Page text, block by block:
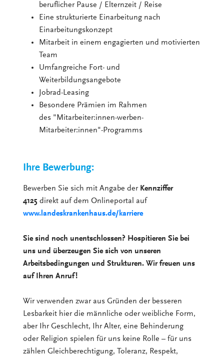
beruflicher Pause / Elternzeit / Reise
Eine strukturierte Einarbeitung nach
Einarbeitungskonzept
Mitarbeit in einem engagierten und motivierten
Team
Umfangreiche Fort- und
Weiterbildungsangebote
Jobrad-Leasing
Besondere Prämien im Rahmen
des "Mitarbeiter:innen-werben-
Mitarbeiter:innen"-Programms
Ihre Bewerbung:
Bewerben Sie sich mit Angabe der Kennziffer
4125 direkt auf dem Onlineportal auf
www.landeskrankenhaus.de/karriere
Sie sind noch unentschlossen? Hospitieren Sie bei
uns und überzeugen Sie sich von unseren
Arbeitsbedingungen und Strukturen. Wir freuen uns
auf Ihren Anruf!
Wir verwenden zwar aus Gründen der besseren
Lesbarkeit hier die männliche oder weibliche Form,
aber Ihr Geschlecht, Ihr Alter, eine Behinderung
oder Religion spielen für uns keine Rolle – für uns
zählen Gleichberechtigung, Toleranz, Respekt,